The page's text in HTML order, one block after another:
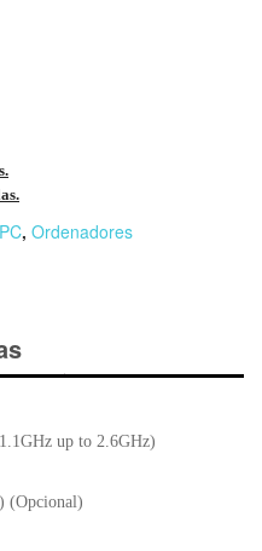
, Ordenadores
up to 2.6GHz)
(Opcional)